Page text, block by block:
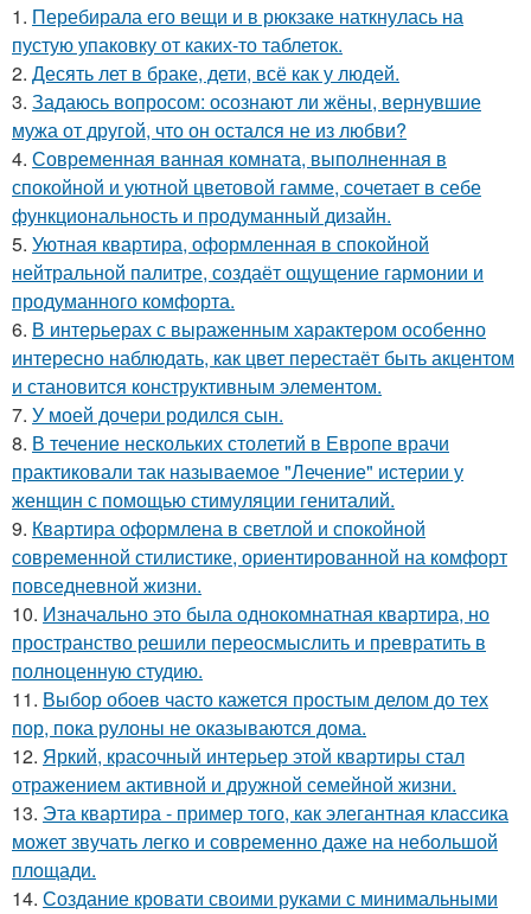
1. Перебирала его вещи и в рюкзаке наткнулась на
пустую упаковку от каких-то таблеток.
2. Десять лет в браке, дети, всё как у людей.
3. Задаюсь вопросом: осознают ли жёны, вернувшие
мужа от другой, что он остался не из любви?
4. Современная ванная комната, выполненная в
спокойной и уютной цветовой гамме, сочетает в себе
функциональность и продуманный дизайн.
5. Уютная квартира, оформленная в спокойной
нейтральной палитре, создаёт ощущение гармонии и
продуманного комфорта.
6. В интерьерах с выраженным характером особенно
интересно наблюдать, как цвет перестаёт быть акцентом
и становится конструктивным элементом.
7. У моей дочери родился сын.
8. В течение нескольких столетий в Европе врачи
практиковали так называемое "Лечение" истерии у
женщин с помощью стимуляции гениталий.
9. Квартира оформлена в светлой и спокойной
современной стилистике, ориентированной на комфорт
повседневной жизни.
10. Изначально это была однокомнатная квартира, но
пространство решили переосмыслить и превратить в
полноценную студию.
11. Выбор обоев часто кажется простым делом до тех
пор, пока рулоны не оказываются дома.
12. Яркий, красочный интерьер этой квартиры стал
отражением активной и дружной семейной жизни.
13. Эта квартира - пример того, как элегантная классика
может звучать легко и современно даже на небольшой
площади.
14. Создание кровати своими руками с минимальными